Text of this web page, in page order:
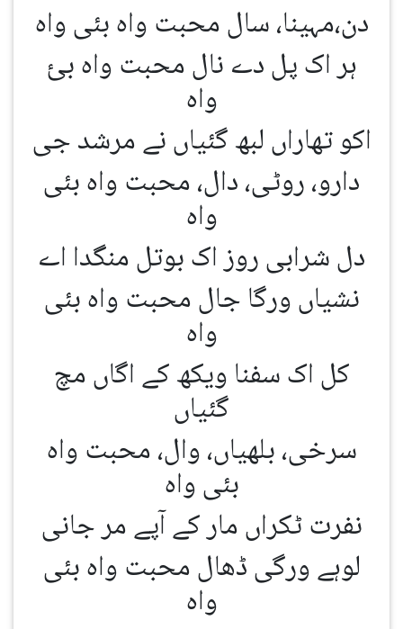
دن،مہینا، سال محبت واہ بئی واہ
ہر اک پل دے نال محبت واہ بئ
واہ
اکو تھاراں لبھ گئیاں نے مرشد جی
دارو، روٹی، دال، محبت واہ بئی
واہ
دل شرابی روز اک بوتل منگدا اے
نشیاں ورگا جال محبت واہ بئی
واہ
کل اک سفنا ویکھ کے اگاں مچ
گئیاں
سرخی، بلھیاں، وال، محبت واہ
بئی واہ
نفرت ٹکراں مار کے آپے مر جانی
لوہے ورگی ڈھال محبت واہ بئی
واہ